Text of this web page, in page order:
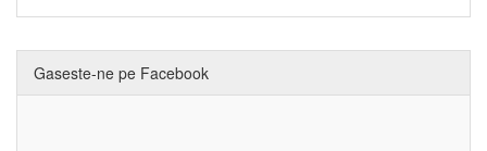
Gaseste-ne pe Facebook